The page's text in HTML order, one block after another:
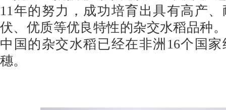
11年的努力，成功培育出具有高产
伏、优质等优良特性的杂交水稻品种
中国的杂交水稻已经在非洲16个国
穗。